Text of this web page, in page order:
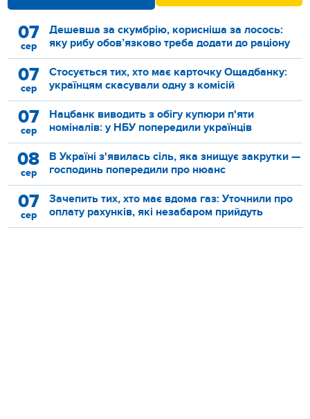
07
сер
Дешевша за скумбрію, корисніша за лосось:
яку рибу обов’язково треба додати до раціону
07
сер
Стосується тих, хто має карточку Ощадбанку:
українцям скасували одну з комісій
07
сер
Нацбанк виводить з обігу купюри п'яти
номіналів: у НБУ попередили українців
08
сер
В Україні з'явилась сіль, яка знищує закрутки —
господинь попередили про нюанс
07
сер
Зачепить тих, хто має вдома газ: Уточнили про
оплату рахунків, які незабаром прийдуть